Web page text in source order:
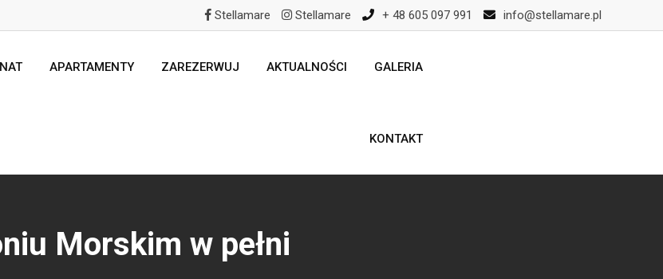
Stellamare Stellamare + 48 605 097 991 info@stellamare.pl
APARTAMENTY ZAREZERWUJ AKTUALNOŚCI GALERIA
KONTAKT
Morskim w pełni